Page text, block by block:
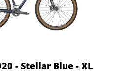
- Stellar Blue - XL